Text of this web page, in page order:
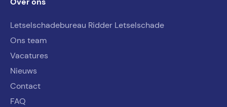
Letselschadebureau Ridder Letselschade
Ons team
Vacatures
Nieuws
Contact
FAQ